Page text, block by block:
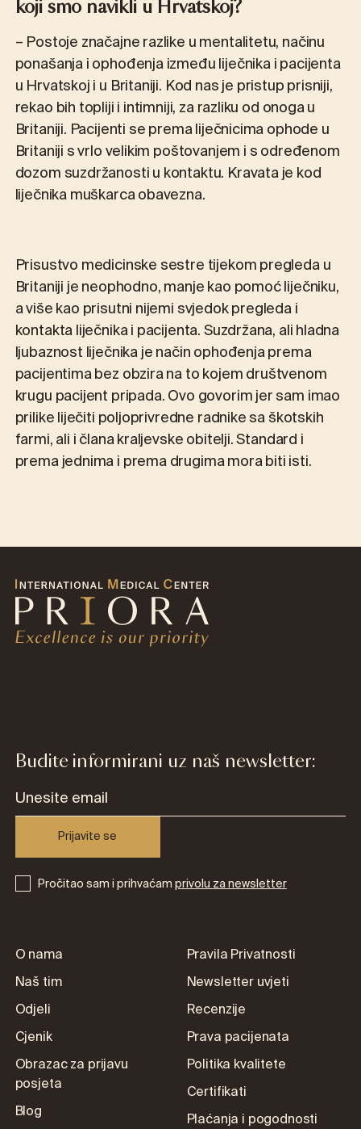
koji smo navikli u Hrvatskoj?
– Postoje značajne razlike u mentalitetu, načinu
ponašanja i ophođenja između liječnika i pacijenta
u Hrvatskoj i u Britaniji. Kod nas je pristup prisniji,
rekao bih topliji i intimniji, za razliku od onoga u
Britaniji. Pacijenti se prema liječnicima ophode u
Britaniji s vrlo velikim poštovanjem i s određenom
dozom suzdržanosti u kontaktu. Kravata je kod
liječnika muškarca obavezna.
Prisustvo medicinske sestre tijekom pregleda u
Britaniji je neophodno, manje kao pomoć liječniku,
a više kao prisutni nijemi svjedok pregleda i
kontakta liječnika i pacijenta. Suzdržana, ali hladna
ljubaznost liječnika je način ophođenja prema
pacijentima bez obzira na to kojem društvenom
krugu pacijent pripada. Ovo govorim jer sam imao
prilike liječiti poljoprivredne radnike sa škotskih
farmi, ali i člana kraljevske obitelji. Standard i
prema jednima i prema drugima mora biti isti.
Budite informirani uz naš newsletter:
Prijavite se
Pročitao sam i prihvaćamprivolu za newsletter
O nama
Naš tim
Odjeli
Cjenik
Obrazac za prijavu
posjeta
Blog
Pravila Privatnosti
Newsletter uvjeti
Recenzije
Prava pacijenata
Politika kvalitete
Certifikati
Plaćanja i pogodnosti